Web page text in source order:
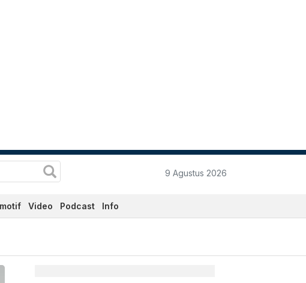
9 Agustus 2026
Video Podcast Info
Ini - Katadata.co.id